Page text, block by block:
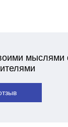
мыслями